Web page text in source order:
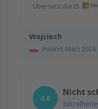
Wojciech
Poland, März 2024
Übersetzt durch
4.6
Nicht